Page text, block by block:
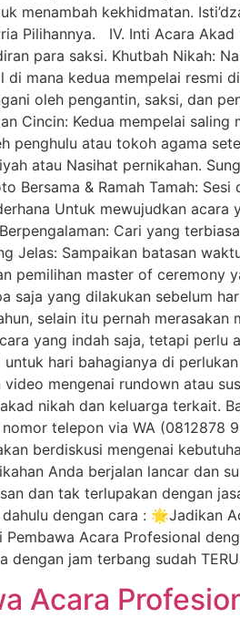
menambah kekhidmatan.
Pilihannya. IV. Inti Acara
para saksi. Khutbah Nikah:
di mana kedua mempelai resmi
oleh pengantin, saksi, dan
Cincin: Kedua mempelai
penghulu atau tokoh agama
atau Nasihat pernikahan.
Bersama & Ramah Tamah:
Untuk mewujudkan
Cari yang
Jelas: Sampaikan batasan
pemilihan master of
saja yang dilakukan sebelum
selain itu pernah
yang indah saja, tetapi
hari bahagianya di
mengenai rundown atau
nikah dan keluarga terkait.
telepon via WA (0812878
berdiskusi mengenai
Anda berjalan lancar dan
dan tak terlupakan dengan
dengan cara : 🌟Jadikan
Pembawa Acara Profesional
dengan jam terbang sudah
Acara